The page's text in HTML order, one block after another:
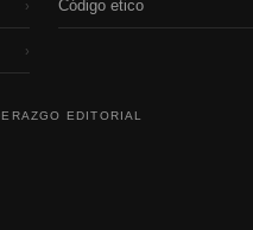
›
›
Código etico
EDITORIAL